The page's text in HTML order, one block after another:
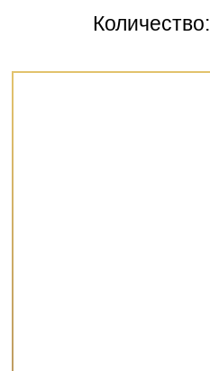
Количество: